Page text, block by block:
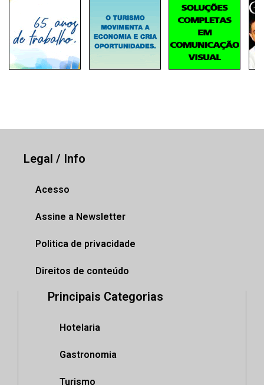
Legal / Info
Acesso
Assine a Newsletter
Politica de privacidade
Direitos de conteúdo
Principais Categorias
Hotelaria
Gastronomia
Turismo